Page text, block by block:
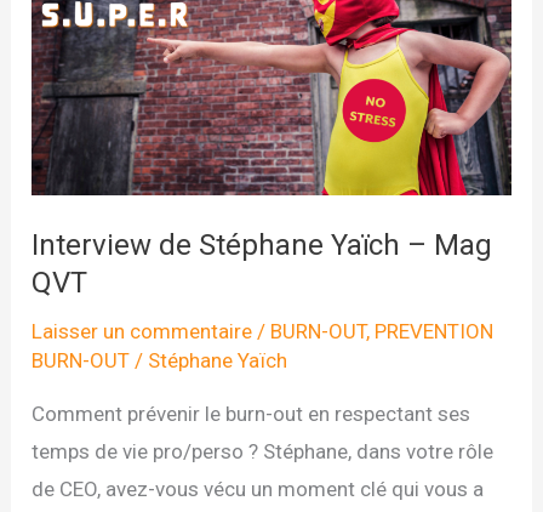
Interview de Stéphane Yaïch – Mag
QVT
Laisser un commentaire / BURN-OUT, PREVENTION
BURN-OUT / Stéphane Yaïch
Comment prévenir le burn-out en respectant ses
temps de vie pro/perso ? Stéphane, dans votre rôle
de CEO, avez-vous vécu un moment clé qui vous a